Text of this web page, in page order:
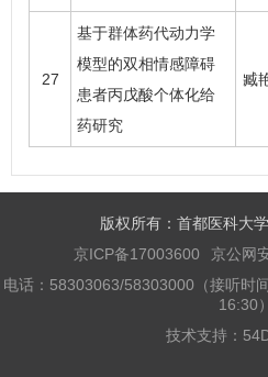
27
基于群体药代动力学
模型的双相情感障碍
患者丙戊酸个体化给
药研究
臧
版权所有：首都医科大
京ICP备17003600
京公网
电话：58303063/58303000（接听
16:30）
技术支持：